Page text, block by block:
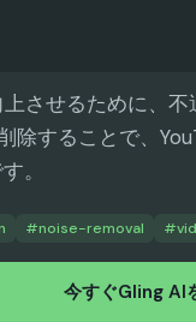
させるために、
除することで、
。
#noise-removal #
今すぐGling AI